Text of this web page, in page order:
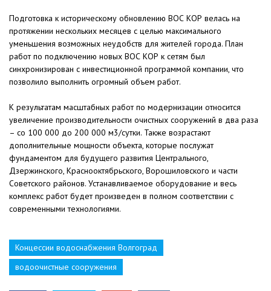
Подготовка к историческому обновлению ВОС КОР велась на
протяжении нескольких месяцев с целью максимального
уменьшения возможных неудобств для жителей города. План
работ по подключению новых ВОС КОР к сетям был
синхронизирован с инвестиционной программой компании, что
позволило выполнить огромный объем работ.
К результатам масштабных работ по модернизации относится
увеличение производительности очистных сооружений в два раза
– со 100 000 до 200 000 м3/сутки. Также возрастают
дополнительные мощности объекта, которые послужат
фундаментом для будущего развития Центрального,
Дзержинского, Краснооктябрьского, Ворошиловского и части
Советского районов. Устанавливаемое оборудование и весь
комплекс работ будет произведен в полном соответствии с
современными технологиями.
Концессии водоснабжения Волгоград
водоочистные сооружения